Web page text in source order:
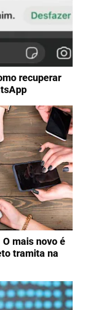
recuperar
mais novo é
tramita na